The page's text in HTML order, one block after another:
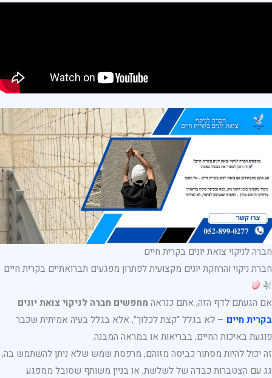
חברה לניקוי צואת יונים בקרית חיים
חברת ניקוי והרחקת יונים מקצועית לפתרון מפגעים תברואתיים בקרית חיים
אם הגעתם לדף הזה, אתם כנראהמחפשים חברה לניקוי צואת יונים
בקרית חיים – לא בגלל “קצת לכלוך”, אלא בגלל בעיה אמיתית שכבר
פוגעת באיכות החיים, בבריאות או במראה המבנה.
זה יכול להיות מסתור כביסה מזוהם, מרפסת שמש שלא ניתן להשתמש בה,
גג עם הצטברות כבדה של לשלשת, או בניין משותף שסובל ממפגע